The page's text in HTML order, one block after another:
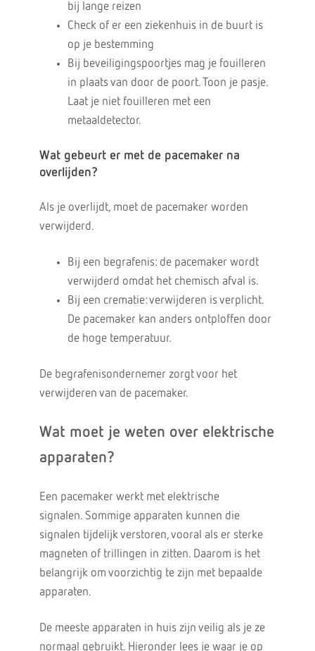
bij lange reizen
Check of er een ziekenhuis in de buurt is
op je bestemming
Bij beveiligingspoortjes mag je fouilleren
in plaats van door de poort. Toon je pasje.
Laat je niet fouilleren met een
metaaldetector.
Wat gebeurt er met de pacemaker na
overlijden?
Als je overlijdt, moet de pacemaker worden
verwijderd.
Bij een begrafenis: de pacemaker wordt
verwijderd omdat het chemisch afval is.
Bij een crematie: verwijderen is verplicht.
De pacemaker kan anders ontploffen door
de hoge temperatuur.
De begrafenisondernemer zorgt voor het
verwijderen van de pacemaker.
Wat moet je weten over elektrische
apparaten?
Een pacemaker werkt met elektrische
signalen. Sommige apparaten kunnen die
signalen tijdelijk verstoren, vooral als er sterke
magneten of trillingen in zitten. Daarom is het
belangrijk om voorzichtig te zijn met bepaalde
apparaten.
De meeste apparaten in huis zijn veilig als je ze
normaal gebruikt. Hieronder lees je waar je op